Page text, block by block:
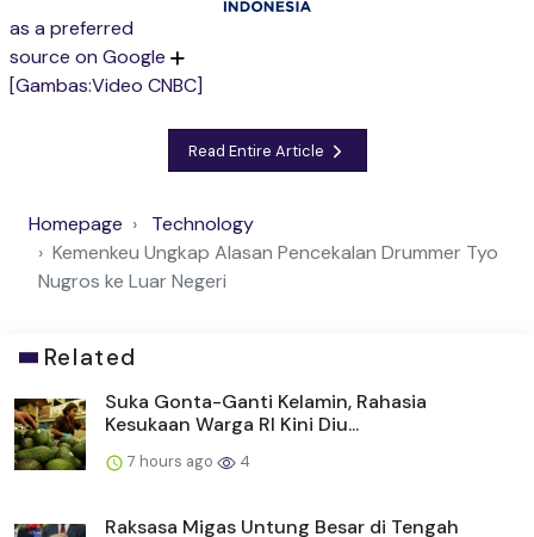
as a preferred
source on Google
[Gambas:Video CNBC]
Read Entire Article
Homepage
Technology
Kemenkeu Ungkap Alasan Pencekalan Drummer Tyo
Nugros ke Luar Negeri
Related
Suka Gonta-Ganti Kelamin, Rahasia
Kesukaan Warga RI Kini Diu...
7 hours ago 4
Raksasa Migas Untung Besar di Tengah